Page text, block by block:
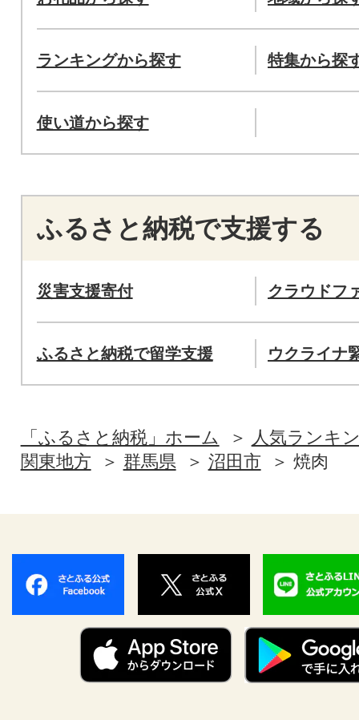
ランキングから探す 特集から探
使い道から探す
ふるさと納税で支援する
災害支援寄付 クラウドフ
ふるさと納税で留学支援 ウクライナ
「ふるさと納税」ホーム
人気ランキ
関東地方
群馬県 沼田市 焼肉